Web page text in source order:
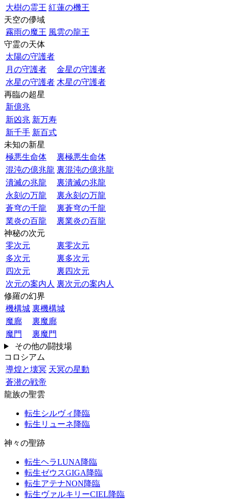
大樹の霊王 紅蓮の機王
天空の儚域
霧雨の魔王 風雲の龍王
守霊の天体
太陽の守護者
月の守護者
金星の守護者
水星の守護者 木星の守護者
再臨の超星
新億兆
新凶兆 新万寿
新千手 新百式
未知の新星
極悪生命体
裏極悪生命体
混沌の億兆龍 裏混沌の億兆龍
潰滅の兆龍
裏潰滅の兆龍
永刻の万龍
裏永刻の万龍
蒼穹の千龍
裏蒼穹の千龍
業炎の百龍
裏業炎の百龍
神秘の次元
零次元
裏零次元
多次元
裏多次元
四次元
裏四次元
次元の案内人 裏次元の案内人
修羅の幻界
機構城 裏機構城
魔廊
裏魔廊
魔門
裏魔門
その他の闘技場
コロシアム
導煌と壊冥 天冥の星動
蒼潜の戦帝
龍族の聖雲
転生シルヴィ降臨
転生リューネ降臨
神々の聖跡
転生ヘラLUNA降臨
転生ゼウスGIGA降臨
転生アテナNON降臨
転生ヴァルキリーCIEL降臨